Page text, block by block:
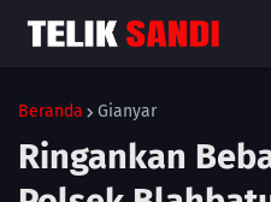
Beranda Gianyar
Ringankan